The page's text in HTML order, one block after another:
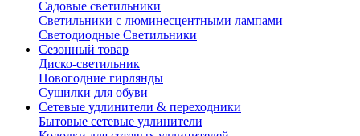
Садовые светильники
Светильники с люминесцентными лампами
Светодиодные Светильники
Сезонный товар
Диско-светильник
Новогодние гирлянды
Сушилки для обуви
Сетевые удлинители & переходники
Бытовые сетевые удлинители